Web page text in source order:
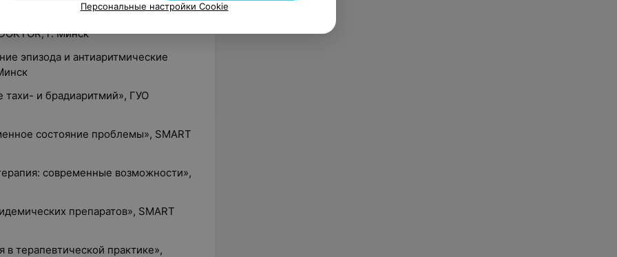
миокарда: ИБС и воспалительные
г. Минск
эпизода и антиаритмические
тахи- и брадиаритмий», ГУО
состояние проблемы», SMART
современные возможности»,
препаратов», SMART
в терапевтической практике»,
Персональные настройки Cookie